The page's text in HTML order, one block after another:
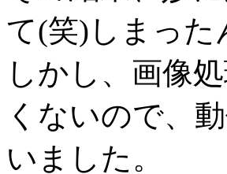
て(笑)しまった
しかし、画像
くないので、
いました。